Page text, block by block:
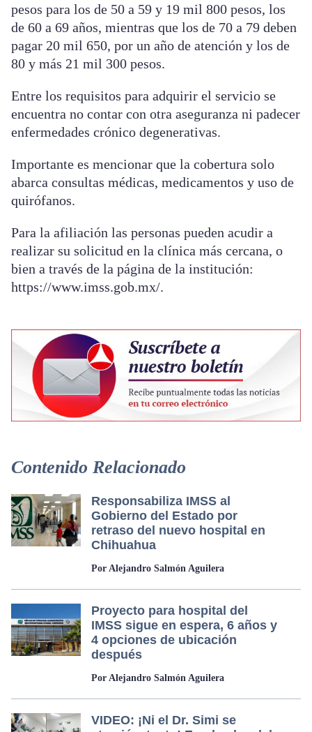
pesos para los de 50 a 59 y 19 mil 800 pesos, los
de 60 a 69 años, mientras que los de 70 a 79 deben
pagar 20 mil 650, por un año de atención y los de
80 y más 21 mil 300 pesos.
Entre los requisitos para adquirir el servicio se
encuentra no contar con otra aseguranza ni padecer
enfermedades crónico degenerativas.
Importante es mencionar que la cobertura solo
abarca consultas médicas, medicamentos y uso de
quirófanos.
Para la afiliación las personas pueden acudir a
realizar su solicitud en la clínica más cercana, o
bien a través de la página de la institución:
https://www.imss.gob.mx/.
Contenido Relacionado
Responsabiliza IMSS al
Gobierno del Estado por
retraso del nuevo hospital en
Chihuahua
Por Alejandro Salmón Aguilera
Proyecto para hospital del
IMSS sigue en espera, 6 años y
4 opciones de ubicación
después
Por Alejandro Salmón Aguilera
VIDEO: ¡Ni el Dr. Simi se